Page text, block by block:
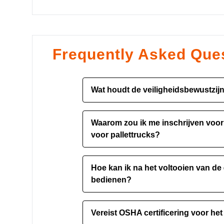
Frequently Asked
Wat houdt de
De Pallet Truck Safety Awareness
bedieningstechnieken, identificatie
ongevallenpreventie bij het gebruik
werkomgevingen.
Waarom zou ik me inschrijven
voor pallettrucks?
Als u zich inschrijft voor de Pallet
ervoor dat u voldoet aan de OSHA-
terugdringt en uw kennis over het
Hoe kan ik na het voltooien van
bedienen?
Na voltooiing van de cursus
juiste laad-, los- en
Vereist OSHA certificering voor